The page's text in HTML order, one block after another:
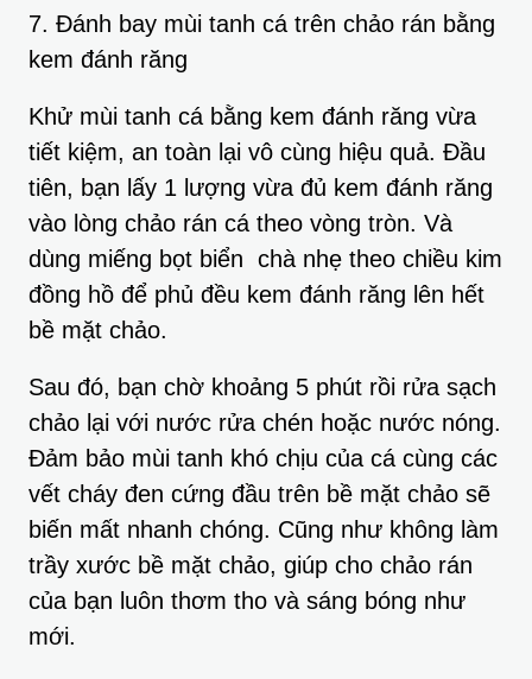
7. Đánh bay mùi tanh cá trên chảo rán bằng
kem đánh răng
Khử mùi tanh cá bằng kem đánh răng vừa
tiết kiệm, an toàn lại vô cùng hiệu quả. Đầu
tiên, bạn lấy 1 lượng vừa đủ kem đánh răng
vào lòng chảo rán cá theo vòng tròn. Và
dùng miếng bọt biển chà nhẹ theo chiều kim
đồng hồ để phủ đều kem đánh răng lên hết
bề mặt chảo.
Sau đó, bạn chờ khoảng 5 phút rồi rửa sạch
chảo lại với nước rửa chén hoặc nước nóng.
Đảm bảo mùi tanh khó chịu của cá cùng các
vết cháy đen cứng đầu trên bề mặt chảo sẽ
biến mất nhanh chóng. Cũng như không làm
trầy xước bề mặt chảo, giúp cho chảo rán
của bạn luôn thơm tho và sáng bóng như
mới.